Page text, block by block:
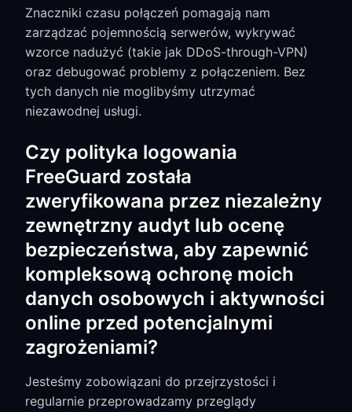
Znaczniki czasu połączeń pomagają nam
zarządzać pojemnością serwerów, wykrywać
wzorce nadużyć (takie jak DDoS-through-VPN)
oraz debugować problemy z połączeniem. Bez
tych danych nie moglibyśmy utrzymać
niezawodnej usługi.
Czy polityka logowania
FreeGuard została
zweryfikowana przez niezależny
zewnętrzny audyt lub ocenę
bezpieczeństwa, aby zapewnić
kompleksową ochronę moich
danych osobowych i aktywności
online przed potencjalnymi
zagrożeniami?
Jesteśmy zobowiązani do przejrzystości i
regularnie przeprowadzamy przeglądy